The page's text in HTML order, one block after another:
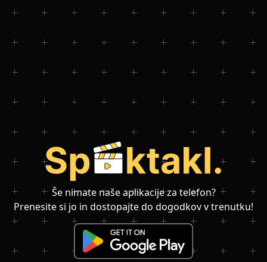
Še nimate naše aplikacije za telefon?
Prenesite si jo in dostopajte do dogodkov v trenutku!